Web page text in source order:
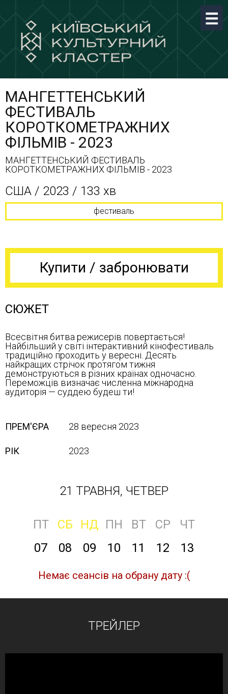
МАНГЕТТЕНСЬКИЙ
ФЕСТИВАЛЬ
КОРОТКОМЕТРАЖНИХ
ФІЛЬМІВ - 2023
МАНГЕТТЕНСЬКИЙ ФЕСТИВАЛЬ
КОРОТКОМЕТРАЖНИХ ФІЛЬМІВ - 2023
США / 2023 / 133 хв
фестиваль
Купити / забронювати
СЮЖЕТ
Всесвітня битва режисерів повертається!
Найбільший у світі інтерактивний кінофестиваль
традиційно проходить у вересні. Десять
найкращих стрічок протягом тижня
демонструються в різних країнах одночасно.
Переможців визначає численна міжнародна
аудиторія — суддею будеш ти!
ПРЕМ'ЄРА 28 вересня 2023
РІК 2023
21 ТРАВНЯ, ЧЕТВЕР
ПТ СБ НД ПН ВТ СР
ЧТ
07
08 09 10 11 12 13
Немає сеансів на обрану дату :(
ТРЕЙЛЕР